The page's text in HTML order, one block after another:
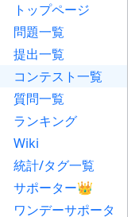
トップページ
問題一覧
提出一覧
コンテスト一覧
質問一覧
ランキング
Wiki
統計/タグ一覧
サポーター👑
ワンデーサポータ